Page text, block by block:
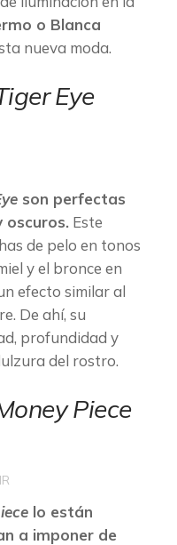
o Blanca
nueva moda.
Eye
son perfectas
oscuros. Este
de pelo en tonos
y el bronce en
efecto similar al
De ahí, su
profundidad y
del rostro.
Piece
lo están
a imponer de